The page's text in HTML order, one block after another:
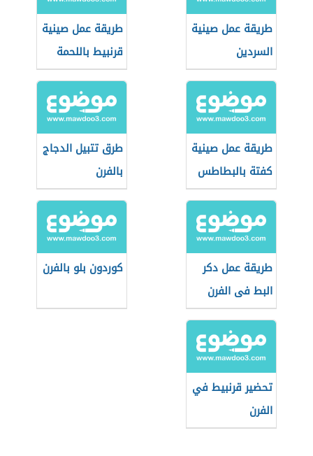
طريقة عمل صينية
السردين
طريقة عمل صينية
قرنبيط باللحمة
المفرومة
طريقة عمل صينية
كفتة بالبطاطس
طرق تتبيل الدجاج
بالفرن
طريقة عمل دكر
البط فى الفرن
كوردون بلو بالفرن
تحضير قرنبيط في
الفرن